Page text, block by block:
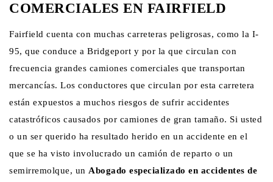
COMERCIALES EN FAIRFIELD
Fairfield cuenta con muchas carreteras peligrosas, como la I-
95, que conduce a Bridgeport y por la que circulan con
frecuencia grandes camiones comerciales que transportan
mercancías. Los conductores que circulan por esta carretera
están expuestos a muchos riesgos de sufrir accidentes
catastróficos causados por camiones de gran tamaño. Si usted
o un ser querido ha resultado herido en un accidente en el
que se ha visto involucrado un camión de reparto o un
semirremolque, un Abogado especializado en accidentes de